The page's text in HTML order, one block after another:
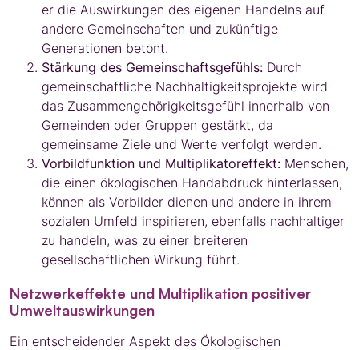
er die Auswirkungen des eigenen Handelns auf
andere Gemeinschaften und zukünftige
Generationen betont.
Stärkung des Gemeinschaftsgefühls: Durch
gemeinschaftliche Nachhaltigkeitsprojekte wird
das Zusammengehörigkeitsgefühl innerhalb von
Gemeinden oder Gruppen gestärkt, da
gemeinsame Ziele und Werte verfolgt werden.
Vorbildfunktion und Multiplikatoreffekt: Menschen,
die einen ökologischen Handabdruck hinterlassen,
können als Vorbilder dienen und andere in ihrem
sozialen Umfeld inspirieren, ebenfalls nachhaltiger
zu handeln, was zu einer breiteren
gesellschaftlichen Wirkung führt.
Netzwerkeffekte und Multiplikation positiver
Umweltauswirkungen
Ein entscheidender Aspekt des Ökologischen